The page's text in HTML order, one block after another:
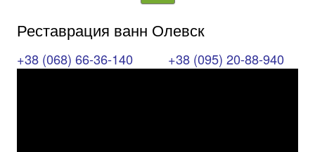
Реставрация ванн Олевск
+38 (068) 66-36-140 +38 (095) 20-88-940